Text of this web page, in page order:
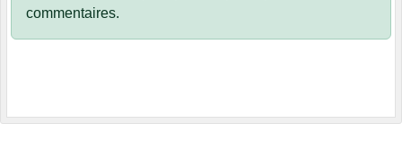
commentaires.